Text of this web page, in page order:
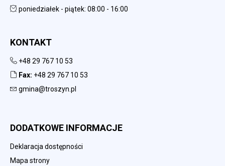
poniedziałek - piątek: 08:00 - 16:00
KONTAKT
+48 29 767 10 53
Fax: +48 29 767 10 53
gmina@troszyn.pl
DODATKOWE INFORMACJE
Deklaracja dostępności
Mapa strony